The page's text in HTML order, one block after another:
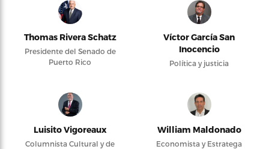
Thomas Rivera Schatz
Presidente del Senado de
Puerto Rico
Víctor García San
Inocencio
Política y justicia
Luisito Vigoreaux
Columnista Cultural y de
William Maldonado
Economista y Estratega